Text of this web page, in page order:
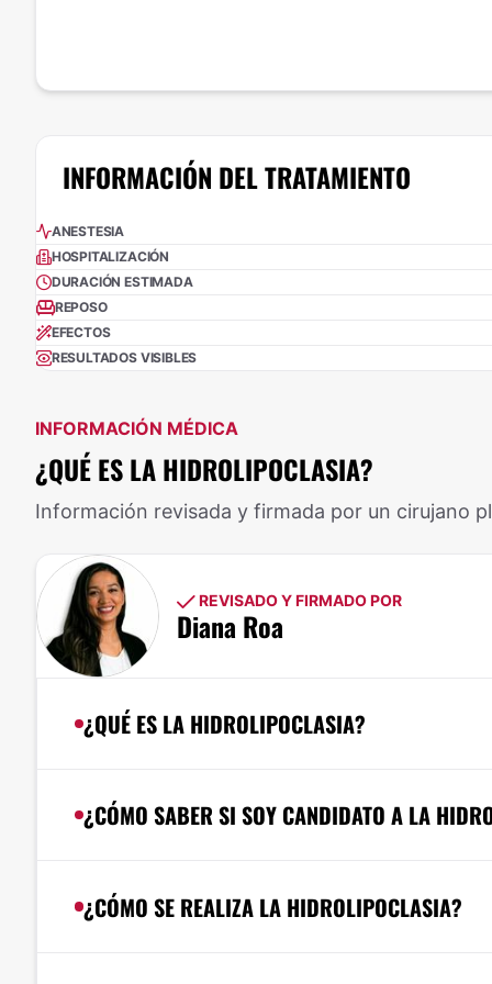
INFORMACIÓN DEL TRATAMIENTO
ANESTESIA
HOSPITALIZACIÓN
DURACIÓN ESTIMADA
REPOSO
EFECTOS
RESULTADOS VISIBLES
INFORMACIÓN MÉDICA
¿QUÉ ES LA HIDROLIPOCLASIA?
Información revisada y firmada por un cirujano
REVISADO Y FIRMADO POR
Diana Roa
¿QUÉ ES LA HIDROLIPOCLASIA?
¿CÓMO SABER SI SOY CANDIDATO A LA
¿CÓMO SE REALIZA LA HIDROLIPOCLASIA?